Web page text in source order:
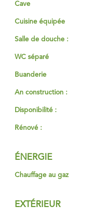
Cave
Cuisine équipée
Salle de douche :
WC séparé
Buanderie
An construction :
Disponibilité :
Rénové :
ÉNERGIE
Chauffage au gaz
EXTÉRIEUR